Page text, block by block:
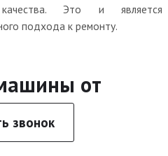
качества. Это и является
подхода к ремонту.
от
звонок